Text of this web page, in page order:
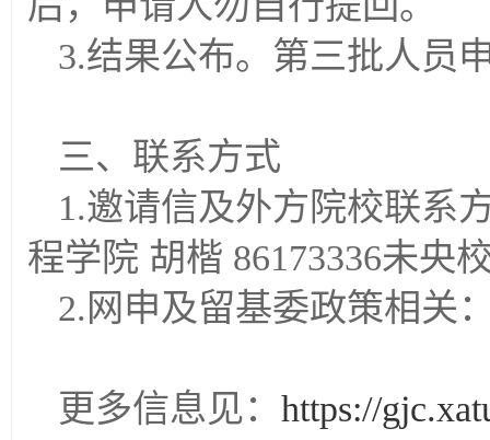
3.结果公布。第三批人员
三、联系方式
1.邀请信及外方院校联系
程学院 胡楷 86173336未央
2.网申及留基委政策相关
更多信息见： https://